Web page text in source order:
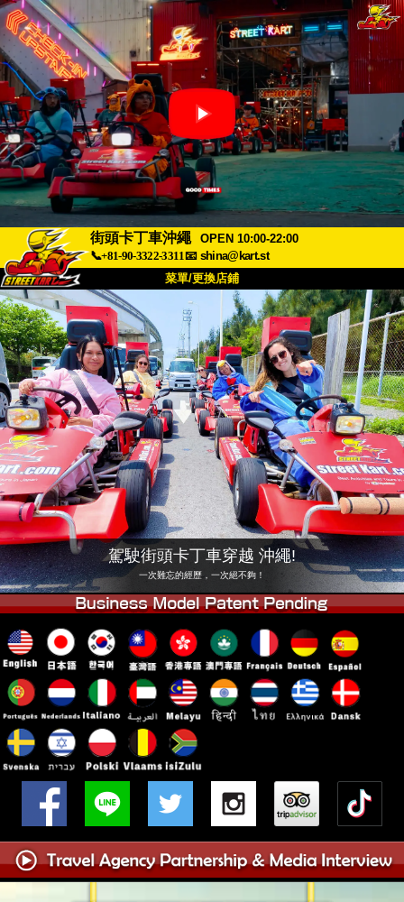
街頭卡丁車沖繩
OPEN 10:00-22:00
📞+81-90-3322-3311📧 shina@kart.st
菜單/更換店鋪
首頁
關於 規格 價格
交通方式 顧客聲音 常見問題
公司 預訂
更換店鋪
東京 品川 #1 東京 秋葉原 #1
東京 秋葉原 #2 東京 澀谷
東京 澀谷附店 東京灣
東京 淺草 大阪
沖繩
駕駛街頭卡丁車穿越 沖繩!
一次難忘的經歷，一次絕不夠！